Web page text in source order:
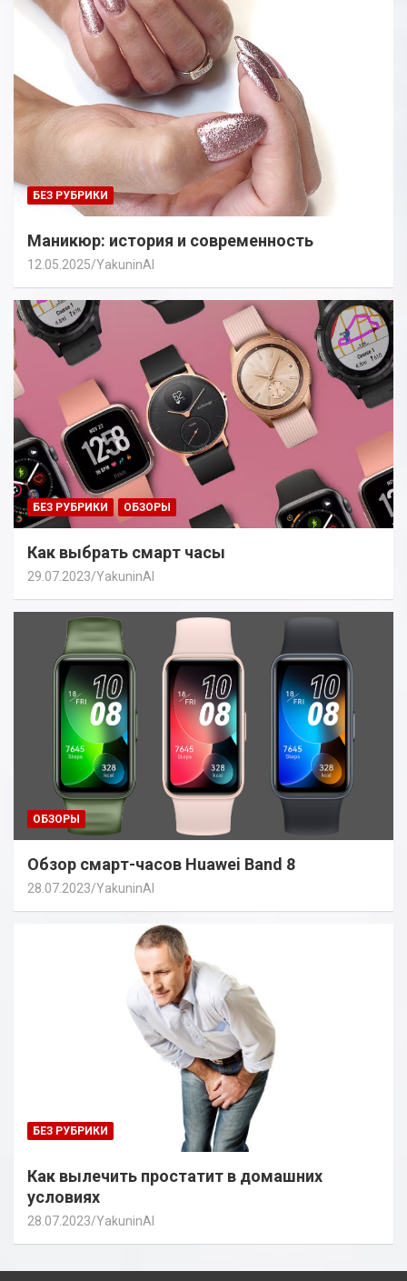
БЕЗ РУБРИКИ
Маникюр: история и современность
12.05.2025 YakuninAI
БЕЗ РУБРИКИ ОБЗОРЫ
Как выбрать смарт часы
29.07.2023 YakuninAI
ОБЗОРЫ
Обзор смарт-часов Huawei Band 8
28.07.2023 YakuninAI
БЕЗ РУБРИКИ
Как вылечить простатит в домашних
условиях
28.07.2023 YakuninAI